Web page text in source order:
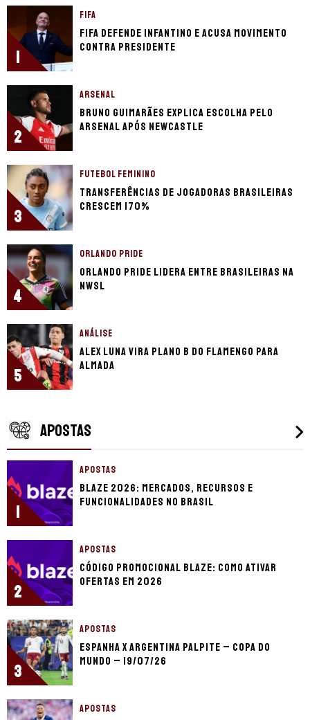
1
FIFA
Fifa defende Infantino e acusa movimento
contra presidente
2
ARSENAL
Bruno Guimarães explica escolha pelo
Arsenal após Newcastle
3
FUTEBOL FEMININO
Transferências de jogadoras brasileiras
crescem 170%
4
ORLANDO PRIDE
Orlando Pride lidera entre brasileiras na
NWSL
5
ANÁLISE
Alex Luna vira plano B do Flamengo para
Almada
APOSTAS
1
APOSTAS
Blaze 2026: mercados, recursos e
funcionalidades no Brasil
2
APOSTAS
Código promocional Blaze: como ativar
ofertas em 2026
3
APOSTAS
Espanha x Argentina palpite – Copa do
Mundo – 19/07/26
APOSTAS